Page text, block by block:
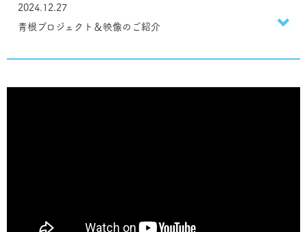
2024.12.27
青根プロジェクト＆映像のご紹介